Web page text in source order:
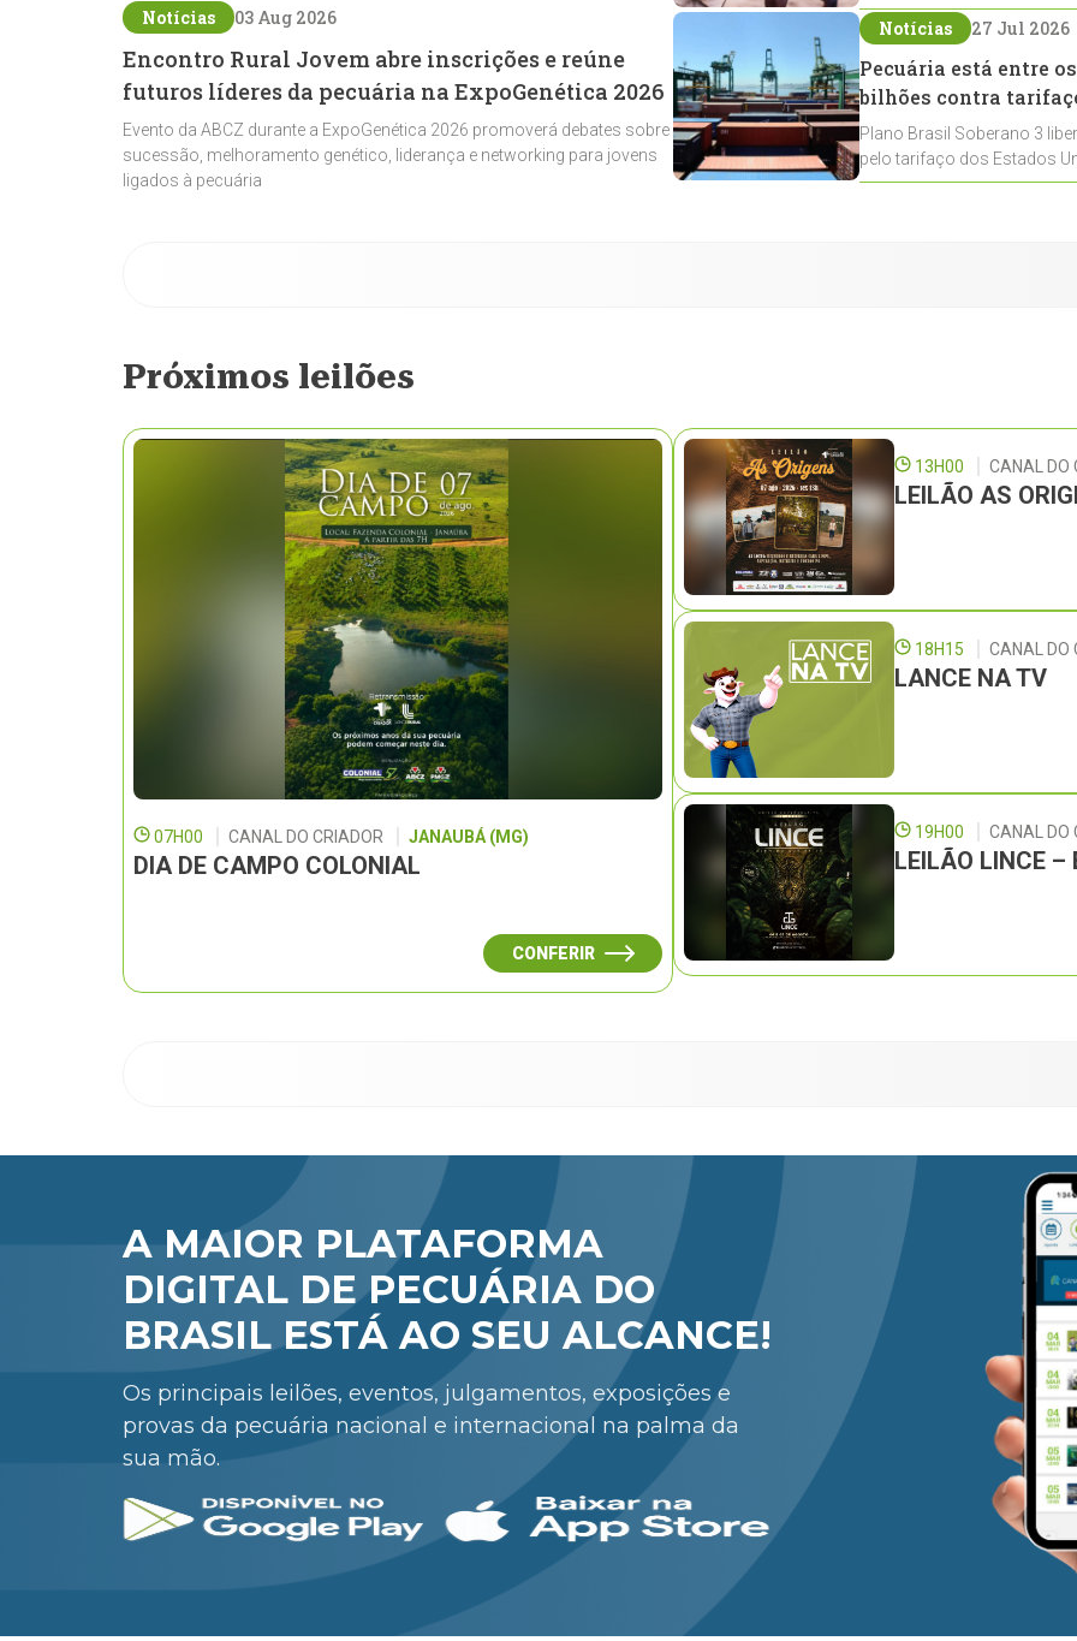
Notícias 03 Aug 2026
Encontro Rural Jovem abre inscrições e reúne
futuros líderes da pecuária na ExpoGenética 2026
Evento da ABCZ durante a ExpoGenética 2026 promoverá debates sobre
sucessão, melhoramento genético, liderança e networking para jovens
ligados à pecuária
Crioulos voltados ao laço
Notícias 27 Jul 2026
Pecuária está entre
bilhões contra
Plano Brasil Soberano 3
pelo tarifaço dos Estados
contemplados
Próximos leilões
07H00 CANAL DO CRIADOR JANAUBÁ (MG)
DIA DE CAMPO COLONIAL
CONFERIR
13H00 CANAL DO
LEILÃO AS
18H15 CANAL DO
LANCE NA TV
19H00 CANAL DO
LEILÃO LINCE –
A MAIOR PLATAFORMA
DIGITAL DE PECUÁRIA DO
BRASIL ESTÁ AO SEU ALCANCE!
Os principais leilões, eventos, julgamentos, exposições e
provas da pecuária nacional e internacional na palma da
sua mão.